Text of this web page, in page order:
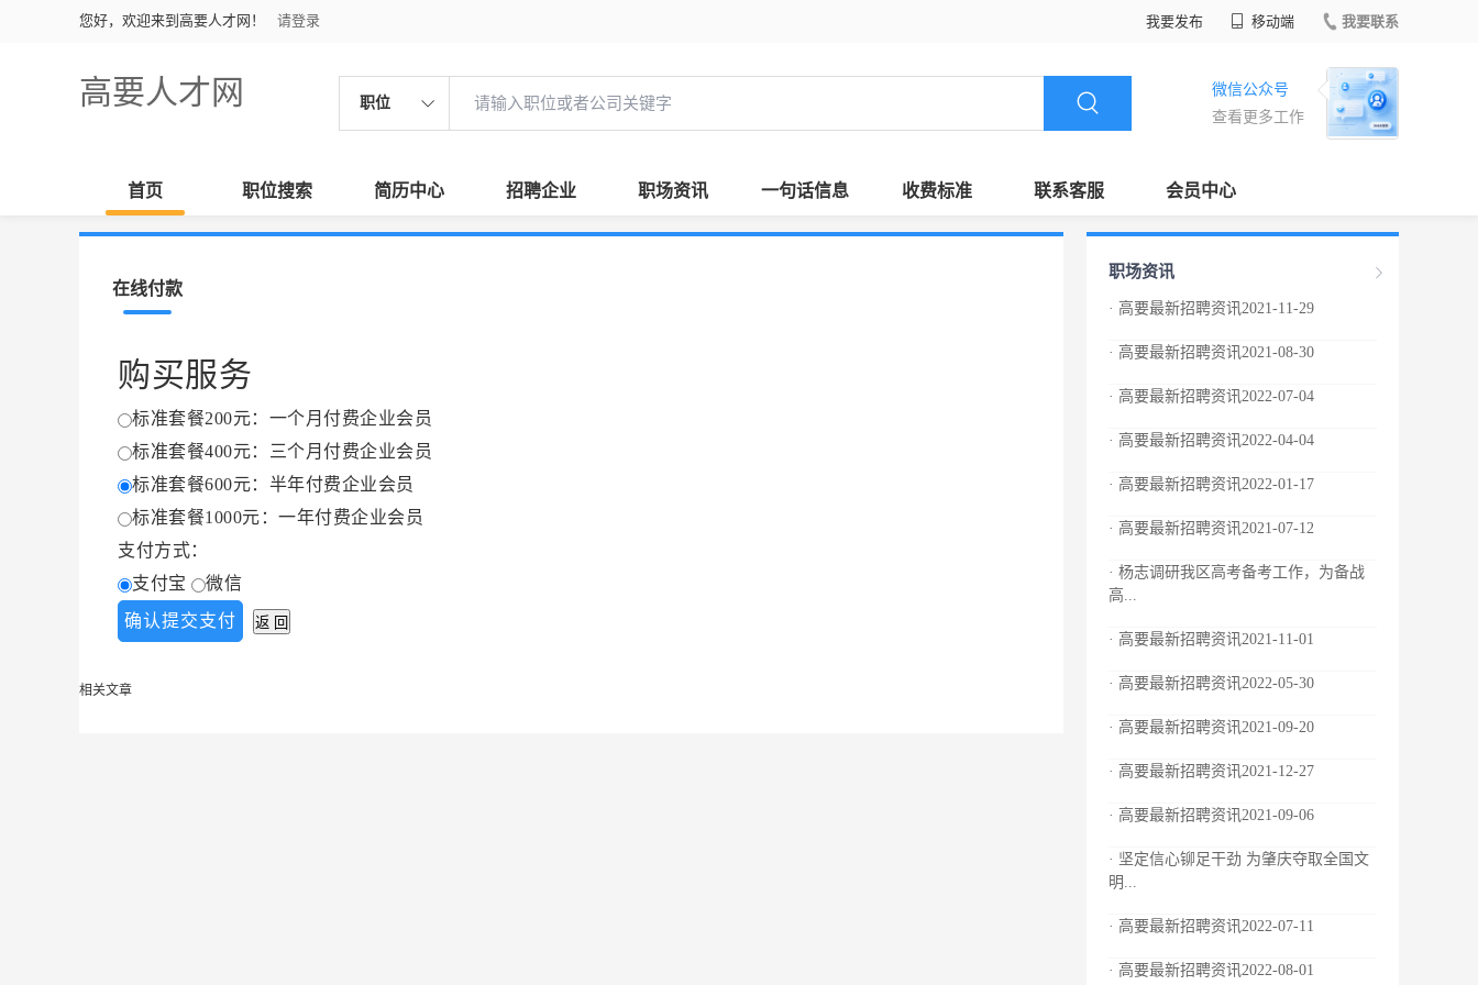
您好，欢迎来到高要人才网！ 请登录 我要发布 移动端 我要联系
高要人才网 职位
微信公众号
查看更多工作
首页 职位搜索 简历中心 招聘企业 职场资讯 一句话信息 收费标准 联系客服 会员中心
在线付款
购买服务
标准套餐200元：一个月付费企业会员
标准套餐400元：三个月付费企业会员
标准套餐600元：半年付费企业会员
标准套餐1000元：一年付费企业会员
支付方式：
支付宝
微信
相关文章
职场资讯
· 高要最新招聘资讯2021-11-29
· 高要最新招聘资讯2021-08-30
· 高要最新招聘资讯2022-07-04
· 高要最新招聘资讯2022-04-04
· 高要最新招聘资讯2022-01-17
· 高要最新招聘资讯2021-07-12
· 杨志调研我区高考备考工作，为备战
高...
· 高要最新招聘资讯2021-11-01
· 高要最新招聘资讯2022-05-30
· 高要最新招聘资讯2021-09-20
· 高要最新招聘资讯2021-12-27
· 高要最新招聘资讯2021-09-06
· 坚定信心铆足干劲 为肇庆夺取全国文
明...
· 高要最新招聘资讯2022-07-11
· 高要最新招聘资讯2022-08-01